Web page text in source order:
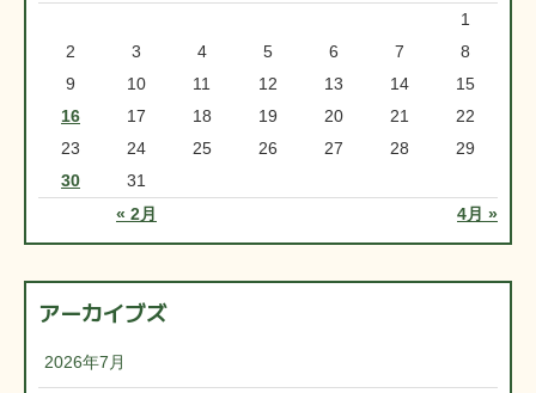
« 2月 4月 »
1
2
3 4 5 6 7
8
9
10 11 12 13 14
15
16
17 18 19 20 21
22
23
24 25 26 27 28
29
30
31
アーカイブズ
2026年7月